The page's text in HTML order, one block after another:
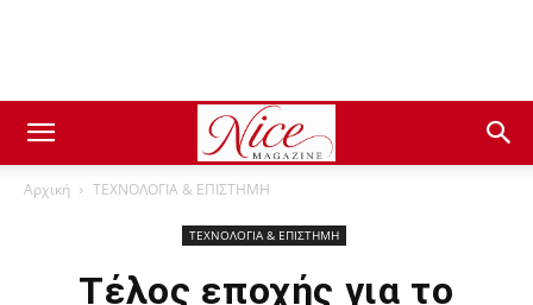
Αρχική ΤΕΧΝΟΛΟΓΙΑ & ΕΠΙΣΤΗΜΗ
ΤΕΧΝΟΛΟΓΙΑ & ΕΠΙΣΤΗΜΗ
Τέλος εποχής για το